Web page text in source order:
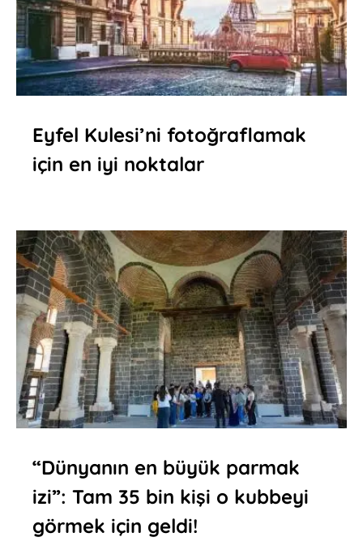
Eyfel Kulesi’ni fotoğraflamak
için en iyi noktalar
“Dünyanın en büyük parmak
izi”: Tam 35 bin kişi o kubbeyi
görmek için geldi!